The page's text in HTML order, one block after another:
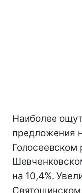
Наиболее
предложения
Голосеевском
на 10,4%.
Святошинском